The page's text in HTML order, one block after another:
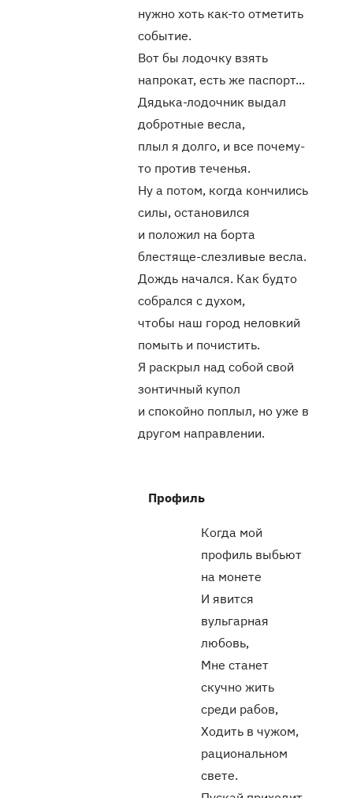
нужно хоть как-то отметить
событие.
Вот бы лодочку взять
напрокат, есть же паспорт...
Дядька-лодочник выдал
добротные весла,
плыл я долго, и все почему-
то против теченья.
Ну а потом, когда кончились
силы, остановился
и положил на борта
блестяще-слезливые весла.
Дождь начался. Как будто
собрался с духом,
чтобы наш город неловкий
помыть и почистить.
Я раскрыл над собой свой
зонтичный купол
и спокойно поплыл, но уже в
другом направлении.
Профиль
Когда мой
профиль выбьют
на монете
И явится
вульгарная
любовь,
Мне станет
скучно жить
среди рабов,
Ходить в чужом,
рациональном
свете.